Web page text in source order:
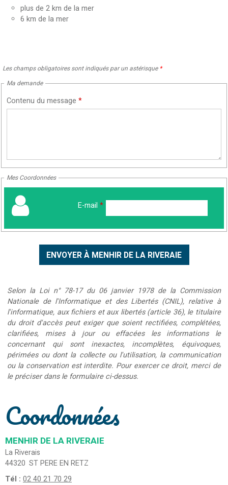
plus de 2 km de la mer
6 km de la mer
Les champs obligatoires sont indiqués par un astérisque *
Ma demande
Contenu du message *
Mes Coordonnées
E-mail *
Selon la Loi n° 78-17 du 06 janvier 1978 de la Commission
Nationale de l'Informatique et des Libertés (CNIL), relative à
l'informatique, aux fichiers et aux libertés (article 36), le titulaire
du droit d'accès peut exiger que soient rectifiées, complétées,
clarifiées, mises à jour ou effacées les informations le
concernant qui sont inexactes, incomplètes, équivoques,
périmées ou dont la collecte ou l'utilisation, la communication
ou la conservation est interdite. Pour exercer ce droit, merci de
le préciser dans le formulaire ci-dessus.
Coordonnées
MENHIR DE LA RIVERAIE
La Riverais
44320 ST PERE EN RETZ
Tél : 02 40 21 70 29